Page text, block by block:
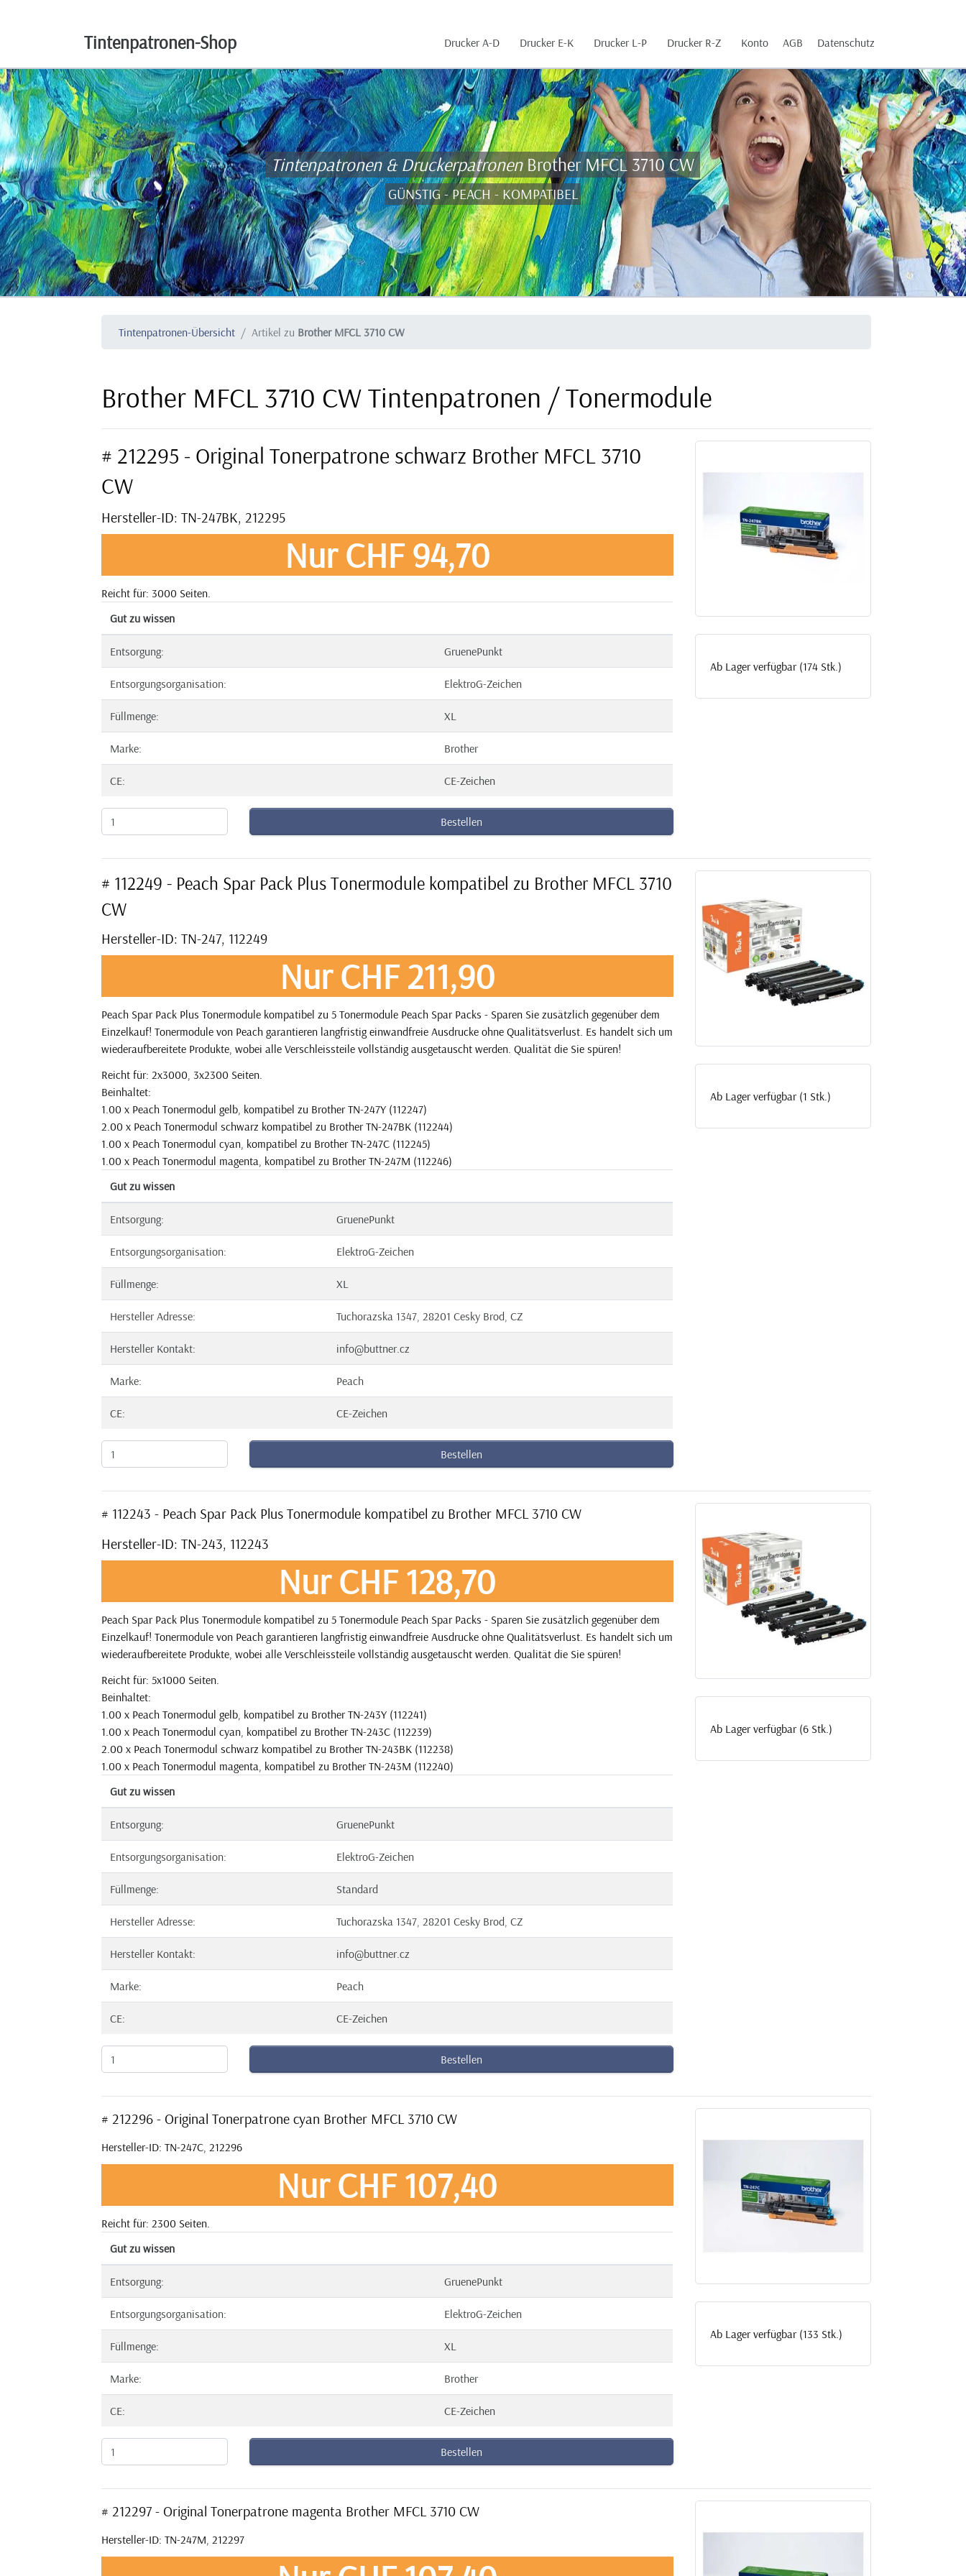
Tintenpatronen-Shop Drucker A-D Drucker E-K Drucker L-P Drucker R-Z Konto AGB Datenschutz
Tintenpatronen & Druckerpatronen Brother MFCL 3710 CW
GÜNSTIG - PEACH - KOMPATIBEL
Tintenpatronen-Übersicht Artikel zu Brother MFCL 3710 CW
Brother MFCL 3710 CW Tintenpatronen / Tonermodule
# 212295 - Original Tonerpatrone schwarz Brother MFCL 3710
CW
Hersteller-ID: TN-247BK, 212295
Nur CHF 94,70
Reicht für: 3000 Seiten.
Gut zu wissen
Entsorgung: GruenePunkt
Entsorgungsorganisation: ElektroG-Zeichen
Füllmenge: XL
Marke: Brother
CE: CE-Zeichen
Bestellen
Ab Lager verfügbar (174 Stk.)
# 112249 - Peach Spar Pack Plus Tonermodule kompatibel zu Brother MFCL 3710
CW
Hersteller-ID: TN-247, 112249
Nur CHF 211,90
Peach Spar Pack Plus Tonermodule kompatibel zu 5 Tonermodule Peach Spar Packs - Sparen Sie zusätzlich gegenüber dem
Einzelkauf! Tonermodule von Peach garantieren langfristig einwandfreie Ausdrucke ohne Qualitätsverlust. Es handelt sich um
wiederaufbereitete Produkte, wobei alle Verschleissteile vollständig ausgetauscht werden. Qualität die Sie spüren!
Reicht für: 2x3000, 3x2300 Seiten.
Beinhaltet:
1.00 x Peach Tonermodul gelb, kompatibel zu Brother TN-247Y (112247)
2.00 x Peach Tonermodul schwarz kompatibel zu Brother TN-247BK (112244)
1.00 x Peach Tonermodul cyan, kompatibel zu Brother TN-247C (112245)
1.00 x Peach Tonermodul magenta, kompatibel zu Brother TN-247M (112246)
Gut zu wissen
Entsorgung: GruenePunkt
Entsorgungsorganisation: ElektroG-Zeichen
Füllmenge: XL
Hersteller Adresse: Tuchorazska 1347, 28201 Cesky Brod, CZ
Hersteller Kontakt: info@buttner.cz
Marke: Peach
CE: CE-Zeichen
Bestellen
Ab Lager verfügbar (1 Stk.)
# 112243 - Peach Spar Pack Plus Tonermodule kompatibel zu Brother MFCL 3710 CW
Hersteller-ID: TN-243, 112243
Nur CHF 128,70
Peach Spar Pack Plus Tonermodule kompatibel zu 5 Tonermodule Peach Spar Packs - Sparen Sie zusätzlich gegenüber dem
Einzelkauf! Tonermodule von Peach garantieren langfristig einwandfreie Ausdrucke ohne Qualitätsverlust. Es handelt sich um
wiederaufbereitete Produkte, wobei alle Verschleissteile vollständig ausgetauscht werden. Qualität die Sie spüren!
Reicht für: 5x1000 Seiten.
Beinhaltet:
1.00 x Peach Tonermodul gelb, kompatibel zu Brother TN-243Y (112241)
1.00 x Peach Tonermodul cyan, kompatibel zu Brother TN-243C (112239)
2.00 x Peach Tonermodul schwarz kompatibel zu Brother TN-243BK (112238)
1.00 x Peach Tonermodul magenta, kompatibel zu Brother TN-243M (112240)
Gut zu wissen
Entsorgung: GruenePunkt
Entsorgungsorganisation: ElektroG-Zeichen
Füllmenge: Standard
Hersteller Adresse: Tuchorazska 1347, 28201 Cesky Brod, CZ
Hersteller Kontakt: info@buttner.cz
Marke: Peach
CE: CE-Zeichen
Bestellen
Ab Lager verfügbar (6 Stk.)
# 212296 - Original Tonerpatrone cyan Brother MFCL 3710 CW
Hersteller-ID: TN-247C, 212296
Nur CHF 107,40
Reicht für: 2300 Seiten.
Gut zu wissen
Entsorgung: GruenePunkt
Entsorgungsorganisation: ElektroG-Zeichen
Füllmenge: XL
Marke: Brother
CE: CE-Zeichen
Bestellen
Ab Lager verfügbar (133 Stk.)
# 212297 - Original Tonerpatrone magenta Brother MFCL 3710 CW
Hersteller-ID: TN-247M, 212297